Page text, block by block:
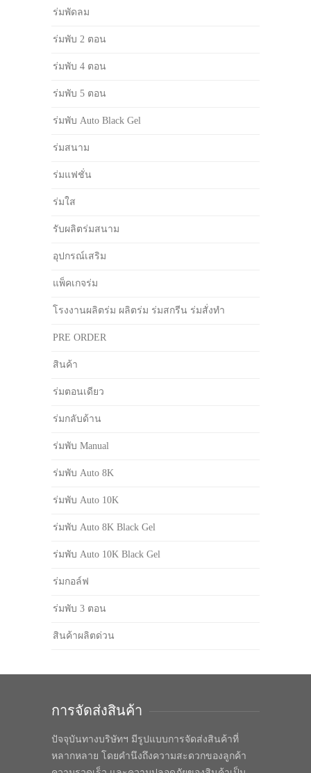
ร่มพัดลม
ร่มพับ 2 ตอน
ร่มพับ 4 ตอน
ร่มพับ 5 ตอน
ร่มพับ Auto Black Gel
ร่มสนาม
ร่มแฟชั่น
ร่มใส
รับผลิตร่มสนาม
อุปกรณ์เสริม
แพ็คเกจร่ม
โรงงานผลิตร่ม ผลิตร่ม ร่มสกรีน ร่มสั่งทำ
PRE ORDER
สินค้า
ร่มตอนเดียว
ร่มกลับด้าน
ร่มพับ Manual
ร่มพับ Auto 8K
ร่มพับ Auto 10K
ร่มพับ Auto 8K Black Gel
ร่มพับ Auto 10K Black Gel
ร่มกอล์ฟ
ร่มพับ 3 ตอน
สินค้าผลิตด่วน
การจัดส่งสินค้า
ปัจจุบันทางบริษัทฯ มีรูปแบบการจัดส่งสินค้าที่
หลากหลาย โดยคำนึงถึงความสะดวกของลูกค้า